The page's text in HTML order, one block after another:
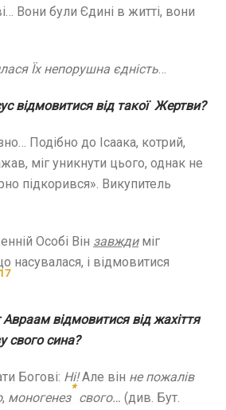
Вони були Єдині в житті, вони
Їх непорушна єдність…
відмовитися від такої Жертви?
Подібно до Ісаака, котрий,
міг уникнути цього, однак не
підкорився». Викупитель
Особі Він завждиміг
насувалася, і відмовитися
17
Авраам відмовитися від жахіття
свого сина?
Богові: Ні!Але він не пожалів
, моногенез
*
свого… (див. Бут.